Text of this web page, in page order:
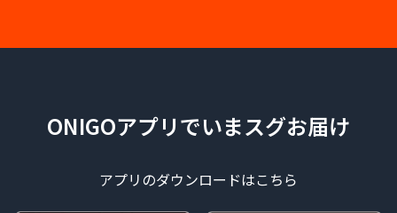
ONIGOアプリでいまスグお届け
アプリのダウンロードはこちら